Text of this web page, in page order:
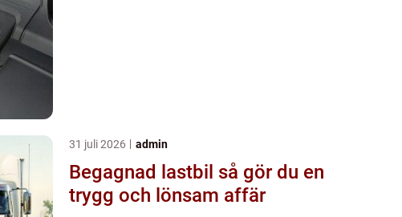
31 juli 2026 admin
Begagnad lastbil så gör du en
trygg och lönsam affär